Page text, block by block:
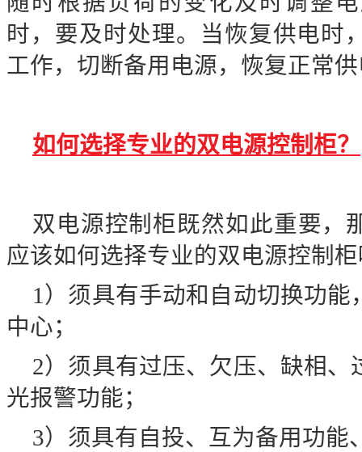
时，要及时处理。当恢复供电时
工作，切断备用电源，恢复正常
如何选择专业的双电源控制柜？
双电源控制柜既然如此重要，
应该如何选择专业的双电源控制
1 ）须具有手动和自动切换功
中心；
2）须具有过压、欠压、缺相
光报警功能；
3）须具有自投、互为备用功能